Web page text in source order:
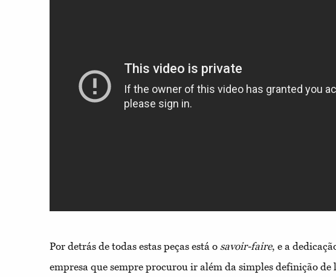
Por detrás de todas estas peças está o savoir-faire, e a
empresa que sempre procurou ir além da simples definição de